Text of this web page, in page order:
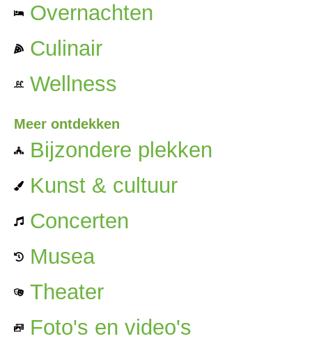
Overnachten
Culinair
Wellness
Meer ontdekken
Bijzondere plekken
Kunst & cultuur
Concerten
Musea
Theater
Foto's en video's